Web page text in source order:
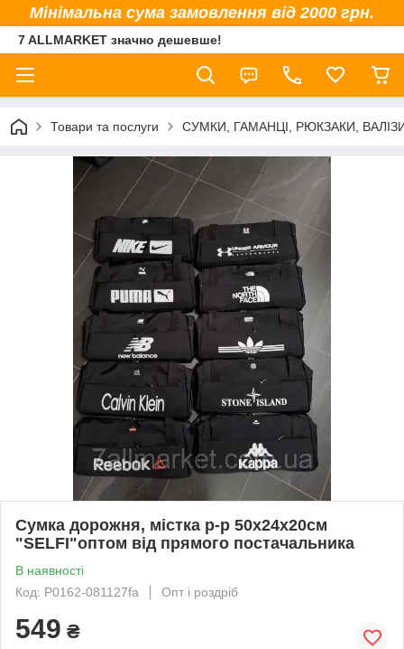
Мінімальна сума замовлення від 2000 грн.
7 ALLMARKET значно дешевше!
Товари та послуги СУМКИ, ГАМАНЦІ, РЮКЗАКИ,
Сумка дорожня, містка р-р 50х24х20см
"SELFI"оптом від прямого постачальника
В наявності
Код: P0162-081127fa
Опт і роздріб
549 ₴